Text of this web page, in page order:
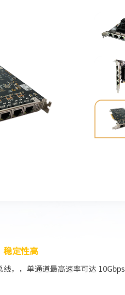
稳定性高
， ，单通道最高速率可达 10Gbps